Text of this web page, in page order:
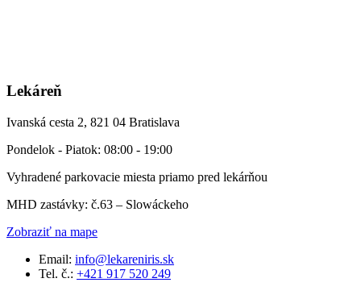
Lekáreň
Ivanská cesta 2, 821 04 Bratislava
Pondelok - Piatok: 08:00 - 19:00
Vyhradené parkovacie miesta priamo pred lekárňou
MHD zastávky: č.63 – Slowáckeho
Zobraziť na mape
Email: info@lekareniris.sk
Tel. č.: +421 917 520 249